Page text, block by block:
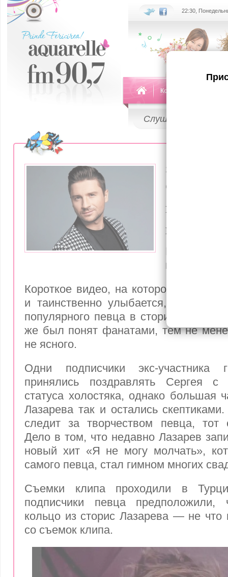
22:30,
Команда
Слушай
21 Октября
Сергей
показал
кольцо
шокировал
Короткое видео, на котором Лазарев
и таинственно улыбается, было
популярного певца в сторис. Смысл
же был понят фанатами, тем не
не ясного.
Одни подписчики экс-участника
принялись поздравлять Сергея с
статуса холостяка, однако большая
Лазарева так и остались
следит за творчеством певца, тот
Дело в том, что недавно Лазарев
новый хит «Я не могу молчать»,
самого певца, стал гимном многих
Съемки клипа проходили в
подписчики певца предположили,
кольцо из сторис Лазарева — не что
со съемок клипа.